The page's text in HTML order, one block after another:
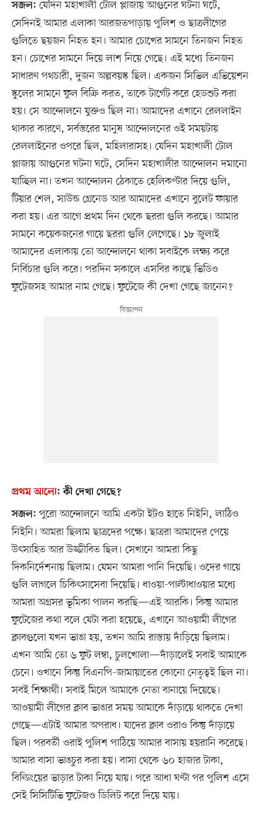
সজল: যেদিন মহাখালী টোল প্লাজায় আগুনের ঘটনা ঘটে,
সেদিনই আমার এলাকা আরজতপাড়ায় পুলিশ ও ছাত্রলীগের
গুলিতে ছয়জন নিহত হন। আমার চোখের সামনে তিনজন নিহত
হন। চোখের সামনে দিয়ে লাশ নিয়ে গেছে। এই মধ্যে তিনজন
সাধারণ পথচারী, দুজন অল্পবয়স্ক ছিল। একজন সিভিল এভিয়েশন
স্কুলের সামনে ফুল বিক্রি করত, তাকে টার্গেট করে হেডশুট করা
হয়। সে আন্দোলনে যুক্তও ছিল না। আমাদের এখানে রেললাইন
থাকার কারণে, সর্বস্তরের মানুষ আন্দোলনের ওই সময়টায়
রেললাইনের ওপরে ছিল, মহিলারাসহ। যেদিন মহাখালী টোল
প্লাজায় আগুনের ঘটনা ঘটে, সেদিন মহাখালীর আন্দোলন দমানো
যাচ্ছিল না। তখন আন্দোলন ঠেকাতে হেলিকপ্টার দিয়ে গুলি,
টিয়ার শেল, সাউন্ড গ্রেনেড আর আমাদের এখানে বুলেট ফায়ার
করা হয়। এর আগে প্রথম দিন থেকে ছররা গুলি করছে। আমার
সামনে কয়েকজনের গায়ে ছররা গুলি লেগেছে। ১৮ জুলাই
আমাদের এলাকায় তো আন্দোলনে থাকা সবাইকে লক্ষ্য করে
নির্বিচার গুলি করে। পরদিন সকালে এসবির কাছে ভিডিও
ফুটেজসহ আমার নাম গেছে। ফুটেজে কী দেখা গেছে জানেন?
প্রথম আলো:কী দেখা গেছে?
সজল: পুরো আন্দোলনে আমি একটা ইটও হাতে নিইনি, লাঠিও
নিইনি। আমরা ছিলাম ছাত্রদের পক্ষে। ছাত্ররা আমাদের পেয়ে
উৎসাহিত আর উজ্জীবিত ছিল। সেখানে আমরা কিছু
দিকনির্দেশনায় ছিলাম। যেমন আমরা পানি দিয়েছি। ওদের গায়ে
গুলি লাগলে চিকিৎসাসেবা দিয়েছি। ধাওয়া-পাল্টাধাওয়ার মধ্যে
আমরা অগ্রসর ভূমিকা পালন করছি—এই আরকি। কিন্তু আমার
ফুটেজের কথা বলে যেটা করা হয়েছে, এখানে আওয়ামী লীগের
ক্লাবগুলো যখন ভাঙা হয়, তখন আমি রাস্তায় দাঁড়িয়ে ছিলাম।
এখন আমি তো ৬ ফুট লম্বা, চুলখোলা—দাঁড়ালেই সবাই আমাকে
চেনে। ওখানে কিন্তু বিএনপি-জামায়াতের কোনো নেতৃত্বই ছিল না।
সবই শিক্ষার্থী। সবাই মিলে আমাকে নেতা বানায়ে দিয়েছে।
আওয়ামী লীগের ক্লাব ভাঙার সময় আমাকে দাঁড়ায়ে থাকতে দেখা
গেছে—এটাই আমার অপরাধ। যাদের ক্লাব ওরাও কিন্তু দাঁড়ায়ে
ছিল। পরবর্তী ওরাই পুলিশ পাঠিয়ে আমার বাসায় হয়রানি করেছে।
আমার বাসা ভাঙচুর করা হয়। বাসা থেকে ৬০ হাজার টাকা,
বিল্ডিংয়ের ভাড়ার টাকা নিয়ে যায়। পরে আধা ঘণ্টা পর পুলিশ এসে
সেই সিসিটিভি ফুটেজও ডিলিট করে দিয়ে যায়।